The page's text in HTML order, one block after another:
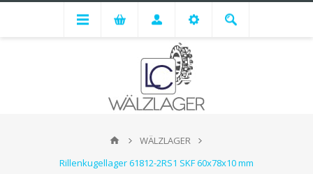
WÄLZLAGER
Rillenkugellager 61812-2RS1 SKF 60x78x10 mm